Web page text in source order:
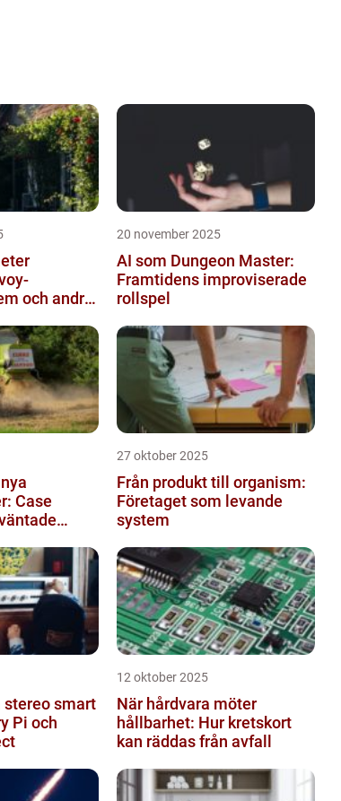
och andra
20 november 2025
AI som Dungeon Master:
Framtidens improviserade
rollspel
Case
27 oktober 2025
Från produkt till organism:
Företaget som levande
system
stereo smart
Pi och
12 oktober 2025
När hårdvara möter
hållbarhet: Hur kretskort
kan räddas från avfall